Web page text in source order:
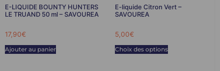
E-LIQUIDE BOUNTY HUNTERS
LE TRUAND 50 ml – SAVOUREA
17,90€
Ajouter au panier
E-liquide Citron Vert –
SAVOUREA
5,00€
Choix des options